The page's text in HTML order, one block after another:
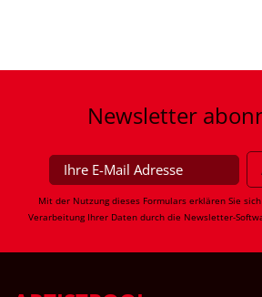
Newsletter
Mit der Nutzung dieses Formulars erklären Sie
Verarbeitung Ihrer Daten durch die Newsletter-